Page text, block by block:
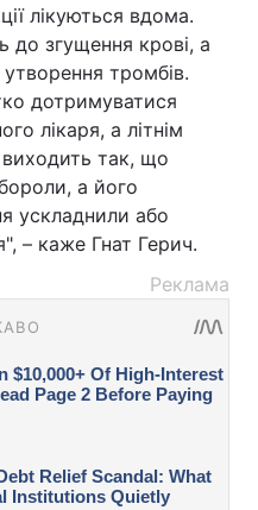
лікуються вдома.
до згущення крові, а
тромбів.
дотримуватися
лікаря, а літнім
так, що
а його
ускладнили або
– каже Гнат Герич.
Реклама